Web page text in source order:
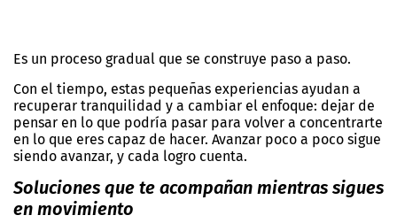
Es un proceso gradual que se construye paso a paso.
Con el tiempo, estas pequeñas experiencias ayudan a
recuperar tranquilidad y a cambiar el enfoque: dejar de
pensar en lo que podría pasar para volver a concentrarte
en lo que eres capaz de hacer. Avanzar poco a poco sigue
siendo avanzar, y cada logro cuenta.
Soluciones que te acompañan mientras sigues
en movimiento